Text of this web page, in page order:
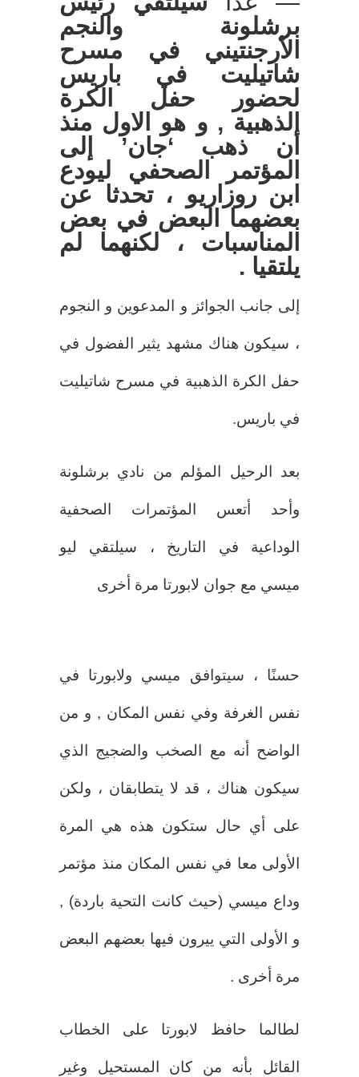
برشلونة والنجم
الأرجنتيني في مسرح
شاتيليت في باريس
لحضور حفل الكرة
الذهبية , و هو الاول منذ
أن ذهب ‘جان’ إلى
المؤتمر الصحفي ليودع
ابن روزاريو ، تحدثا عن
بعضهما البعض في بعض
المناسبات ، لكنهما لم
يلتقيا .
إلى جانب الجوائز و المدعوين و النجوم
، سيكون هناك مشهد يثير الفضول في
حفل الكرة الذهبية في مسرح شاتيليت
في باريس.
بعد الرحيل المؤلم من نادي برشلونة
وأحد أتعس المؤتمرات الصحفية
الوداعية في التاريخ ، سيلتقي ليو
ميسي مع جوان لابورتا مرة أخرى
حسنًا ، سيتوافق ميسي ولابورتا في
نفس الغرفة وفي نفس المكان , و من
الواضح أنه مع الصخب والضجيج الذي
سيكون هناك ، قد لا يتطابقان ، ولكن
على أي حال ستكون هذه هي المرة
الأولى معا في نفس المكان منذ مؤتمر
وداع ميسي (حيث كانت التحية باردة) ,
و الأولى التي ييرون فيها بعضهم البعض
مرة أخرى .
لطالما حافظ لابورتا على الخطاب
القائل بأنه من كان المستحيل وغير